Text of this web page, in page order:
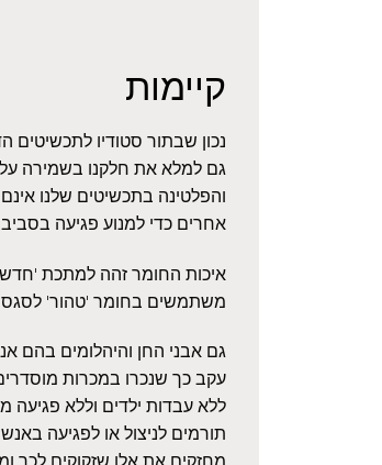
קיימות
נכון שבתור סטודיו
גם למלא את חלקנו בשמירה
והפלטינה בתכשיטים שלנו
אחרים כדי למנוע פגיעה
איכות החומר זהה למתכת 'חדשה'
משתמשים בחומר 'טהור'
גם אבני החן והיהלומים בהם
עקב כך שנכרו במכרות מוסדרים
ללא עבדות ילדים וללא פגיעה
תורמים לניצול או לפגיעה